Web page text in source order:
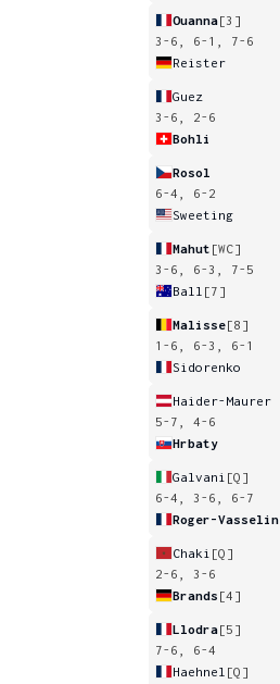
Ouanna[3]
3-6, 6-1, 7-6
Reister
Guez
3-6, 2-6
Bohli
Rosol
6-4, 6-2
Sweeting
Mahut [WC]
3-6, 6-3, 7-5
Ball [7]
Malisse[8]
1-6, 6-3, 6-1
Sidorenko
Haider-Maurer
5-7, 4-6
Hrbaty
Galvani [Q]
6-4, 3-6, 6-7
Roger-Vasselin
Chaki [Q]
2-6, 3-6
Brands [4]
Llodra[5]
7-6, 6-4
Haehnel [Q]